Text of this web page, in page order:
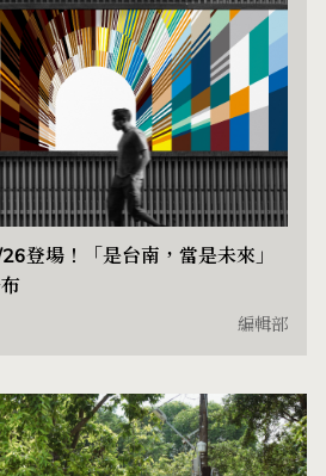
登場！「是台南，當是未來」
編輯部